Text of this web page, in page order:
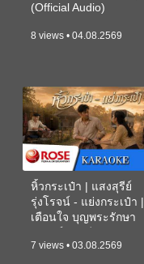
(Official Audio)
8 views • 04.08.2569
หิ้วกระเป๋า | แสงสุรีย์
รุ่งโรจน์ - แย่งกระเป๋า |
เตือนใจ บุญพระรักษา
7 views • 03.08.2569